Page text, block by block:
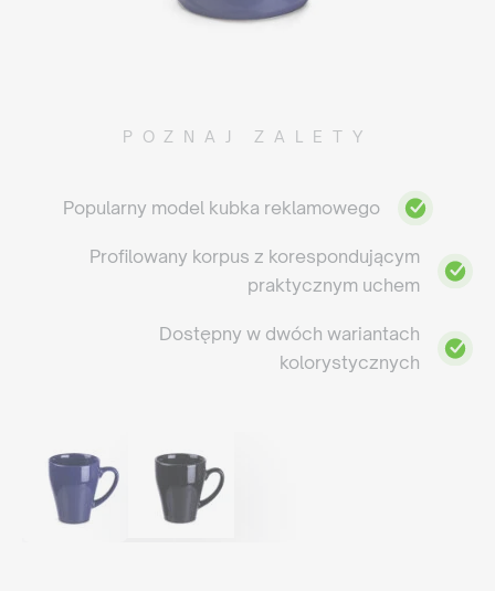
POZNAJ ZALETY
Popularny model kubka reklamowego
Profilowany korpus z korespondującym
praktycznym uchem
Dostępny w dwóch wariantach
kolorystycznych